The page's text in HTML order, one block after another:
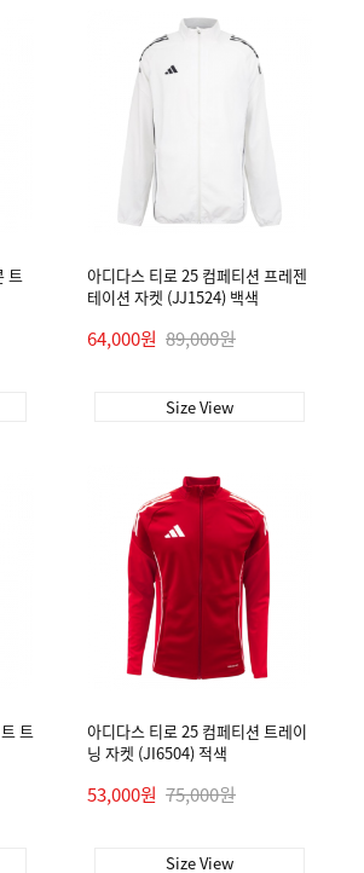
트
아디다스 티로 25 컴페티션 프레젠
테이션 자켓 (JJ1524) 백색
64,000원 89,000원
Size View
트
아디다스 티로 25 컴페티션 트레이
닝 자켓 (JI6504) 적색
53,000원 75,000원
Size View